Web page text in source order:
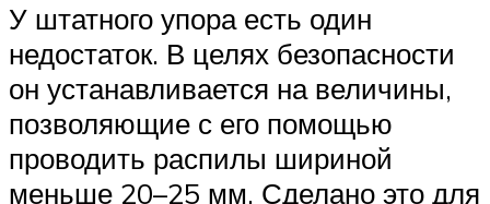
У штатного упора есть один
недостаток. В целях безопасности
он устанавливается на величины,
позволяющие с его помощью
проводить распилы шириной
меньше 20–25 мм. Сделано это для